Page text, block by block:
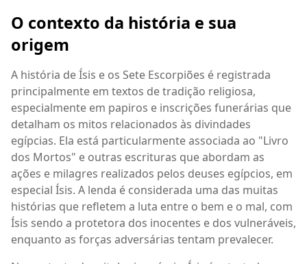
O contexto da história e sua
origem
A história de Ísis e os Sete Escorpiões é registrada
principalmente em textos de tradição religiosa,
especialmente em papiros e inscrições funerárias que
detalham os mitos relacionados às divindades
egípcias. Ela está particularmente associada ao "Livro
dos Mortos" e outras escrituras que abordam as
ações e milagres realizados pelos deuses egípcios, em
especial Ísis. A lenda é considerada uma das muitas
histórias que refletem a luta entre o bem e o mal, com
Ísis sendo a protetora dos inocentes e dos vulneráveis,
enquanto as forças adversárias tentam prevalecer.